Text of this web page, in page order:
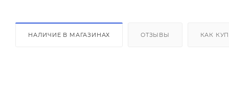
НАЛИЧИЕ В МАГАЗИНАХ ОТЗЫВЫ КАК